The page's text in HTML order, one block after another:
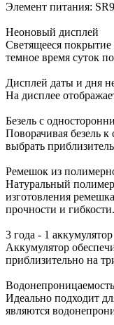
Элемент питания:
Неоновый дисплей
Светящееся покрытие
темное время суток
Дисплей даты и дня
На дисплее
Безель с
Поворачивая безель
выбрать
Ремешок из
Натуральный
изготовления
прочности и гибкости.
3 года - 1 аккумулятор
Аккумулятор
приблизительно на
Идеально подходит
являются